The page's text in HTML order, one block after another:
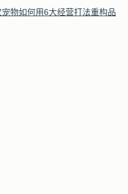
物如何用6大经营打法重构品